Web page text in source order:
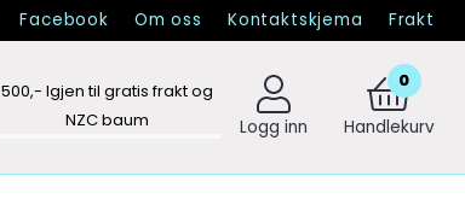
Facebook Om oss Kontaktskjema Frakt
500,- Igjen til gratis frakt og
NZC baum
Logg inn
0
Handlekurv